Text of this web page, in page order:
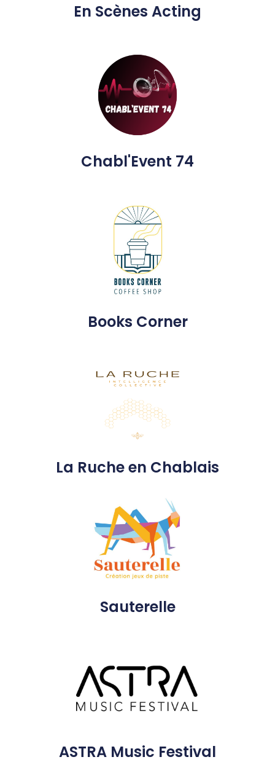
En Scènes Acting
Chabl'Event 74
Books Corner
La Ruche en Chablais
Sauterelle
ASTRA Music Festival